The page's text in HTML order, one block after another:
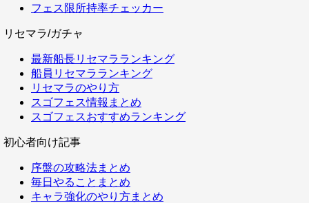
フェス限所持率チェッカー
リセマラ/ガチャ
最新船長リセマラランキング
船員リセマラランキング
リセマラのやり方
スゴフェス情報まとめ
スゴフェスおすすめランキング
初心者向け記事
序盤の攻略法まとめ
毎日やることまとめ
キャラ強化のやり方まとめ